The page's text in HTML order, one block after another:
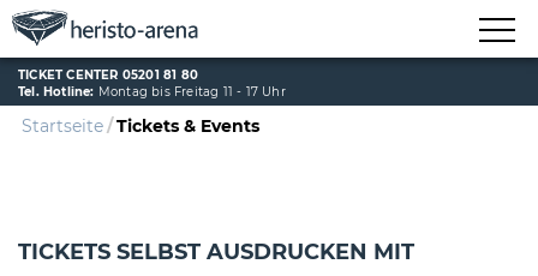
TICKET CENTER 05201 81 80
Tel. Hotline: Montag bis Freitag 11 - 17 Uhr
Startseite Tickets & Events
TICKETS SELBST AUSDRUCKEN MIT